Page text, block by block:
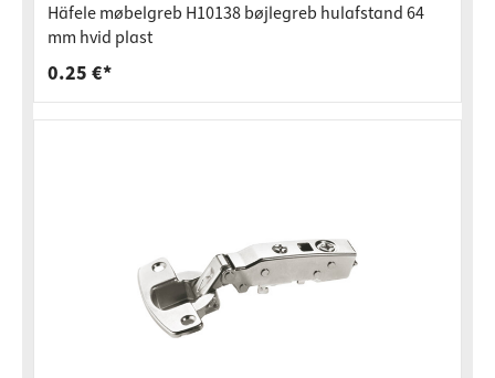
Häfele møbelgreb H10138 bøjlegreb hulafstand 64
mm hvid plast
0.25 €*